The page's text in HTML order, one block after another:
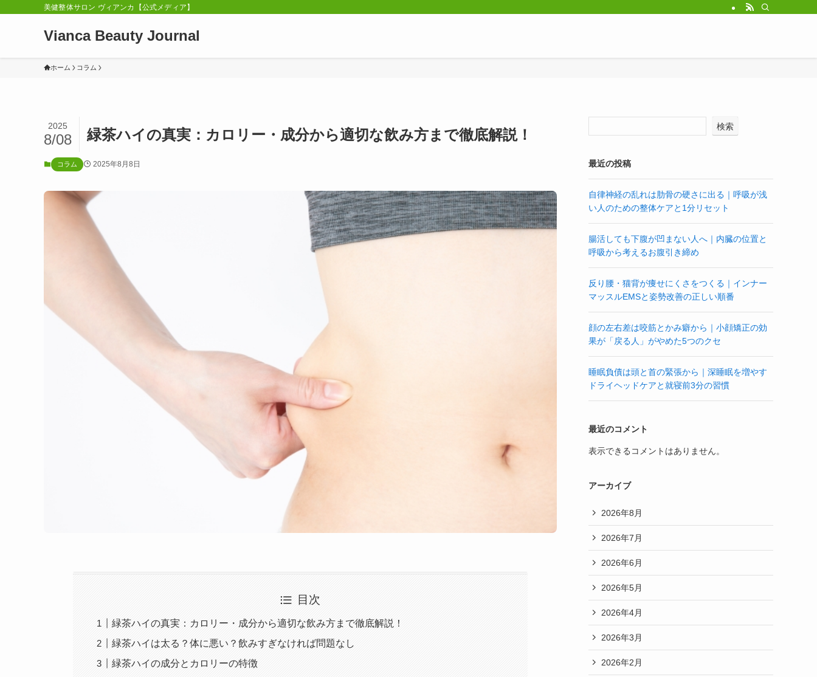
美健整体サロン ヴィアンカ【公式メディア】
Vianca Beauty Journal
ホーム コラム
緑茶ハイの真実：カロリー・成分から適切な飲み方まで徹底解説！
2025
8/08
コラム 2025年8月8日
目次
緑茶ハイの真実：カロリー・成分から適切な飲み方まで徹底解説！
緑茶ハイは太る？体に悪い？飲みすぎなければ問題なし
緑茶ハイの成分とカロリーの特徴
検索
最近の投稿
自律神経の乱れは肋骨の硬さに出る｜呼吸が浅
い人のための整体ケアと1分リセット
腸活しても下腹が凹まない人へ｜内臓の位置と
呼吸から考えるお腹引き締め
反り腰・猫背が痩せにくさをつくる｜インナー
マッスルEMSと姿勢改善の正しい順番
顔の左右差は咬筋とかみ癖から｜小顔矯正の効
果が「戻る人」がやめた5つのクセ
睡眠負債は頭と首の緊張から｜深睡眠を増やす
ドライヘッドケアと就寝前3分の習慣
最近のコメント
表示できるコメントはありません。
アーカイブ
2026年8月
2026年7月
2026年6月
2026年5月
2026年4月
2026年3月
2026年2月